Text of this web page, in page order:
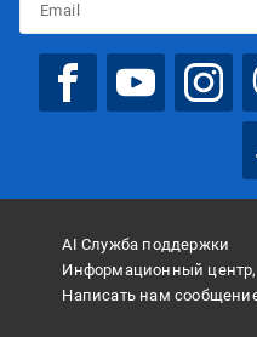
AI Служба поддержки
Информационный центр,
Написать нам